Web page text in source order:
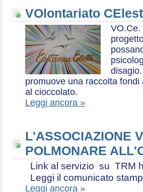
VOlontariato
VO.Ce.
promuove una raccolta
al cioccolato.
Leggi ancora »
L'ASSOCIAZIONE
POLMONARE
Link al servizio su TRM
Leggi il comunicato
Leggi ancora »